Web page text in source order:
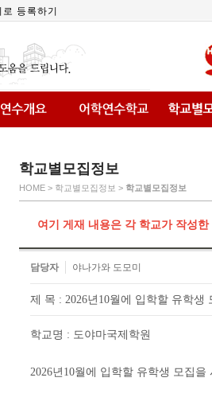
등록하기
학교별모집정보
HOME > 학교별모집정보 > 학교별모집정보
여기 게재 내용은 각 학교가 작성
담당자 야나가와 도모미
제 목 : 2026년10월에 입학할 유학생
학교명 : 도야마국제학원
2026년10월에 입학할 유학생 모집